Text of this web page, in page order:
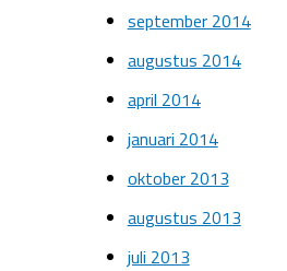
september 2014
augustus 2014
april 2014
januari 2014
oktober 2013
augustus 2013
juli 2013